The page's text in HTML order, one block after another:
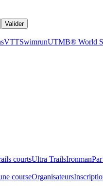
Valider
VTTSwimrunUTMB® World
courtsUltra TrailsIronman
courseOrganisateurs